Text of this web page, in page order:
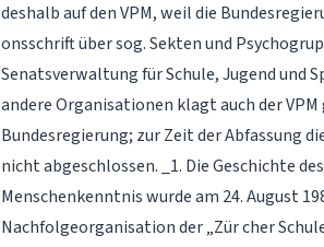
deshalb auf den VPM, weil die
onsschrift über sog. Sekten und
Senatsverwaltung für Schule, Jugend und
andere Organisationen klagt auch der
Bundesregierung; zur Zeit der Abfassung
nicht abgeschlossen. _1. Die Geschichte
Menschenkenntnis wurde am 24. August
Nachfolgeorganisation der „Zür­ cher